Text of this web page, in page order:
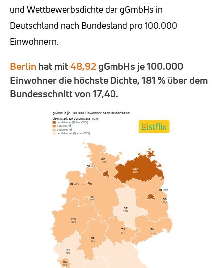
und Wettbewerbsdichte der gGmbHs in
Deutschland nach Bundesland pro 100.000
Einwohnern.
Berlin hat mit48,92gGmbHs je 100.000
Einwohner die höchste Dichte, 181 % über dem
Bundesschnitt von 17,40.
gGmbHs je 100.000 Einwohner nach Bundesland
Dichte relativ zum Ø Deutschland (17,40)
deutlich über Ø (über +15 %)
leicht über Ø
leicht unter Ø
deutlich unter Ø (unter −15 %)
BB
15,1
HE
16,9
MV
20,5
NI
17,2
NW
16,9
RP
10,8
SL
15,3
ST
13,8
SN
17,3
SH
14,9
TH
16,4
BE48,9
HB22,4
HH32,9